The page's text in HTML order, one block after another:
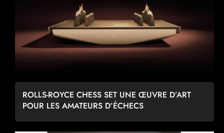
ROLLS-ROYCE CHESS SET UNE ŒUVRE D’ART
POUR LES AMATEURS D’ÉCHECS